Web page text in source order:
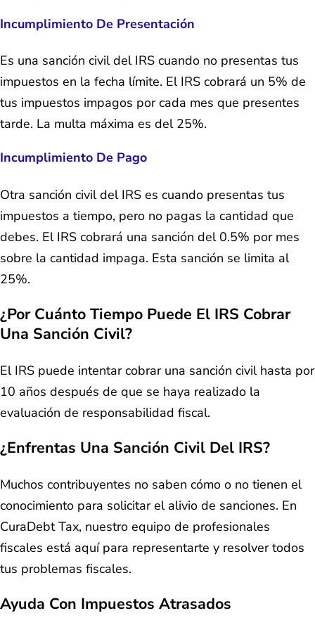
Incumplimiento De Presentación
Es una sanción civil del IRS cuando no presentas tus
impuestos en la fecha límite. El IRS cobrará un 5% de
tus impuestos impagos por cada mes que presentes
tarde. La multa máxima es del 25%.
Incumplimiento De Pago
Otra sanción civil del IRS es cuando presentas tus
impuestos a tiempo, pero no pagas la cantidad que
debes. El IRS cobrará una sanción del 0.5% por mes
sobre la cantidad impaga. Esta sanción se limita al
25%.
¿Por Cuánto Tiempo Puede El IRS Cobrar
Una Sanción Civil?
El IRS puede intentar cobrar una sanción civil hasta por
10 años después de que se haya realizado la
evaluación de responsabilidad fiscal.
¿Enfrentas Una Sanción Civil Del IRS?
Muchos contribuyentes no saben cómo o no tienen el
conocimiento para solicitar el alivio de sanciones. En
CuraDebt Tax, nuestro equipo de profesionales
fiscales está aquí para representarte y resolver todos
tus problemas fiscales.
Ayuda Con Impuestos Atrasados